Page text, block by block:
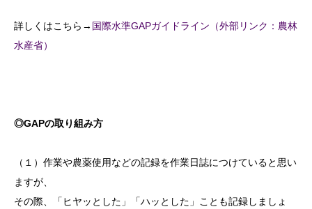
詳しくはこちら→ 国際水準GAPガイドライン（外部リンク：農林
水産省）
◎GAPの取り組み方
（１）作業や農薬使用などの記録を作業日誌につけていると思い
ますが、
その際、「ヒヤッとした」「ハッとした」ことも記録しましょ